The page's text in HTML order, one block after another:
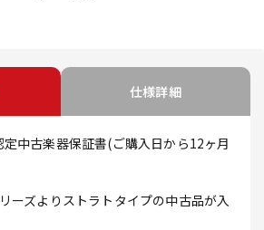
仕様詳細
中古楽器保証書(ご購入日から12ヶ月
ーズよりストラトタイプの中古品が入